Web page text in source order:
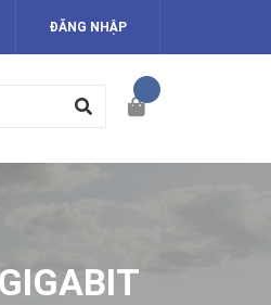
ĐĂNG NHẬP